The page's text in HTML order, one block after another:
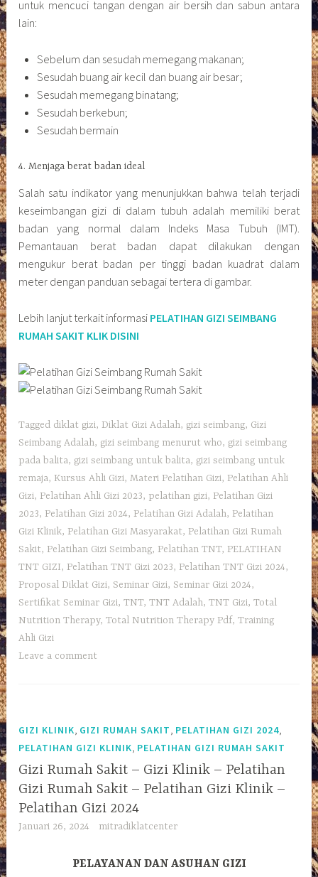
untuk mencuci tangan dengan air bersih dan sabun antara
lain:
Sebelum dan sesudah memegang makanan;
Sesudah buang air kecil dan buang air besar;
Sesudah memegang binatang;
Sesudah berkebun;
Sesudah bermain
4. Menjaga berat badan ideal
Salah satu indikator yang menunjukkan bahwa telah terjadi
keseimbangan gizi di dalam tubuh adalah memiliki berat
badan yang normal dalam Indeks Masa Tubuh (IMT).
Pemantauan berat badan dapat dilakukan dengan
mengukur berat badan per tinggi badan kuadrat dalam
meter dengan panduan sebagai tertera di gambar.
Lebih lanjut terkait informasi PELATIHAN GIZI SEIMBANG
RUMAH SAKIT KLIK DISINI
Tagged diklat gizi,Diklat Gizi Adalah, gizi seimbang, Gizi
Seimbang Adalah, gizi seimbang menurut who, gizi seimbang
pada balita, gizi seimbang untuk balita, gizi seimbang untuk
remaja, Kursus Ahli Gizi,Materi Pelatihan Gizi, Pelatihan Ahli
Gizi, Pelatihan Ahli Gizi 2023, pelatihan gizi, Pelatihan Gizi
2023, Pelatihan Gizi 2024, Pelatihan Gizi Adalah, Pelatihan
Gizi Klinik, Pelatihan Gizi Masyarakat, Pelatihan Gizi Rumah
Sakit, Pelatihan Gizi Seimbang, Pelatihan TNT, PELATIHAN
TNT GIZI, Pelatihan TNT Gizi 2023, Pelatihan TNT Gizi 2024,
Proposal Diklat Gizi, Seminar Gizi, Seminar Gizi 2024,
Sertifikat Seminar Gizi,TNT,TNT Adalah,TNT Gizi,Total
Nutrition Therapy,Total Nutrition Therapy Pdf,Training
Ahli Gizi
Leave a comment
GIZI KLINIK GIZI RUMAH SAKIT PELATIHAN GIZI 2024
PELATIHAN GIZI KLINIK PELATIHAN GIZI RUMAH SAKIT
Gizi Rumah Sakit – Gizi Klinik – Pelatihan
Gizi Rumah Sakit – Pelatihan Gizi Klinik –
Pelatihan Gizi 2024
Januari 26, 2024 mitradiklatcenter
PELAYANAN DAN ASUHAN GIZI